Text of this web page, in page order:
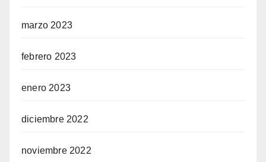
marzo 2023
febrero 2023
enero 2023
diciembre 2022
noviembre 2022